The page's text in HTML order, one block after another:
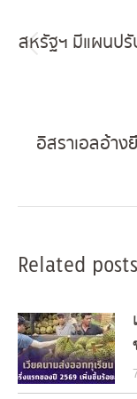
navigation
สหรัฐฯ มีแผนป
อิสราเอลอ้า
Related posts